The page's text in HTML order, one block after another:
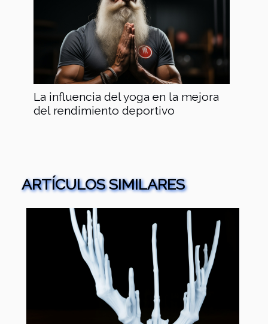
La influencia del yoga en la mejora
del rendimiento deportivo
ARTÍCULOS SIMILARES